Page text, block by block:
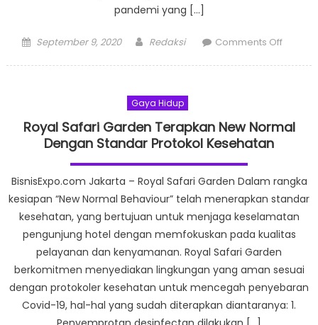
pandemi yang […]
Posted
September 9, 2020 Author
Redaksi Comments Offon
Menu
Terbaik
Chef
Troy
Gaya Hidup
Royal Safari Garden Terapkan New Normal
Dengan Standar Protokol Kesehatan
BisnisExpo.com Jakarta – Royal Safari Garden Dalam rangka
kesiapan “New Normal Behaviour” telah menerapkan standar
kesehatan, yang bertujuan untuk menjaga keselamatan
pengunjung hotel dengan memfokuskan pada kualitas
pelayanan dan kenyamanan. Royal Safari Garden
berkomitmen menyediakan lingkungan yang aman sesuai
dengan protokoler kesehatan untuk mencegah penyebaran
Covid-19, hal-hal yang sudah diterapkan diantaranya: 1.